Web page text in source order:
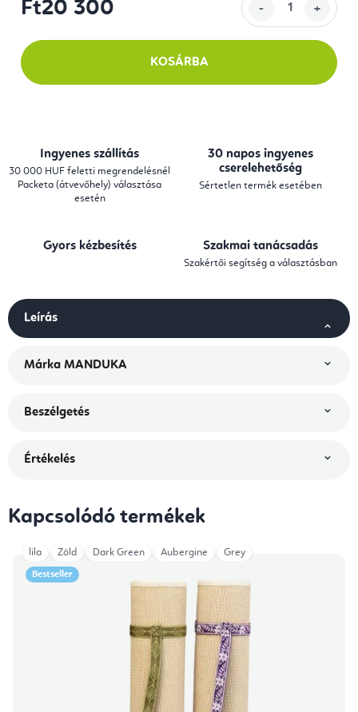
Ft20 300
KOSÁRBA
Ingyenes szállítás
30 000 HUF feletti megrendelésnél
Packeta (átvevőhely) választása
esetén
30 napos ingyenes
cserelehetőség
Sértetlen termék esetében
Gyors kézbesítés Szakmai tanácsadás
Szakértői segítség a választásban
Leírás
Márka MANDUKA
Beszélgetés
Értékelés
Kapcsolódó termékek
Bestseller
lila Zöld Dark Green Aubergine Grey